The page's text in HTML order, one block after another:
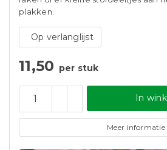
plakken.
Op verlanglijst
11,50 per stuk
In
Meer informatie